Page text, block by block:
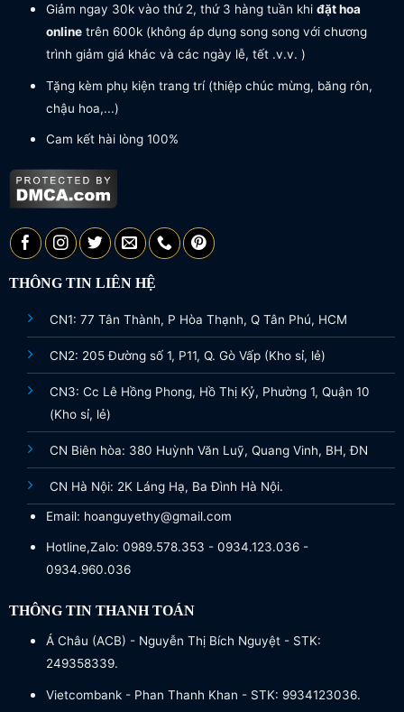
Bo Hoa Baby màu hồng nhẹ nhàng, tinh tế
[Bó hoa baby, Bó hoa bibi ĐẸP RẺ FREESIP, Hoa bi
Hoa bi đẹp, hoa tặng người yêu đẹp]
Giảm ngay 30k vào thứ 2, thứ 3 hàng tuần khi đặt hoa
onlinetrên 600k (không áp dụng song song với chương
trình giảm giá khác và các ngày lễ, tết .v.v. )
Tặng kèm phụ kiện trang trí (thiệp chúc mừng, băng rôn,
chậu hoa,...)
Cam kết hài lòng 100%
THÔNG TIN LIÊN HỆ
CN1: 77 Tân Thành, P Hòa Thạnh, Q Tân Phú, HCM
CN2: 205 Đường số 1, P11, Q. Gò Vấp (Kho sỉ, lẻ)
CN3: Cc Lê Hồng Phong, Hồ Thị Kỷ, Phường 1, Quận 10
(Kho sỉ, lẻ)
CN Biên hòa: 380 Huỳnh Văn Luỹ, Quang Vinh, BH, ĐN
CN Hà Nội: 2K Láng Hạ, Ba Đình Hà Nội.
Email: hoanguyethy@gmail.com
Hotline,Zalo: 0989.578.353 - 0934.123.036 -
0934.960.036
THÔNG TIN THANH TOÁN
Á Châu (ACB) - Nguyễn Thị Bích Nguyệt - STK:
249358339.
Vietcombank - Phan Thanh Khan - STK: 9934123036.